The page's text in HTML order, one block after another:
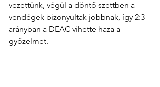
vezettünk, végül a döntő szettben a
vendégek bizonyultak jobbnak, így 2:3
arányban a DEAC vihette haza a
győzelmet.